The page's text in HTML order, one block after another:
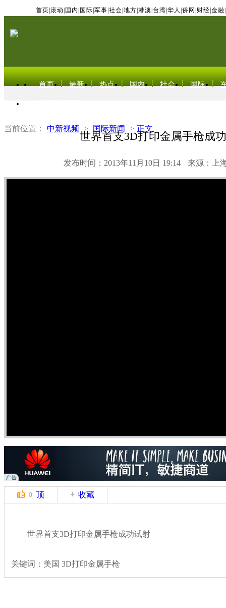
首页 滚动 国内 国际 军事 社会 地方 港澳 台湾 华人 侨网 财经 金融
首页 最新 热点 国内 社会 国际
当前位置： 中新视频 > 国际新闻 > 正文
世界首支3D打印金属手枪成
发布时间：2013年11月10日 19:14 来源：上
0 顶 收藏
世界首支3D打印金属手枪成功试射
关键词：美国 3D打印金属手枪